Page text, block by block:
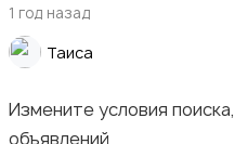
Посуда
1 год назад
Таиса
Измените условия
объявлений